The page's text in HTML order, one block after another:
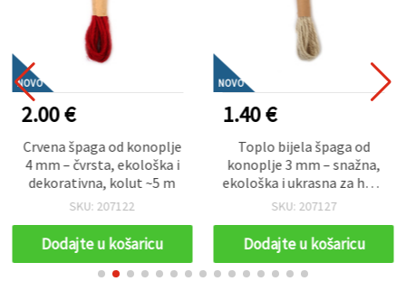
NOVO
2.00 €
Crvena špaga od konoplje
4 mm – čvrsta, ekološka i
dekorativna, kolut ~5 m
SKU: 207122
Dodajte u košaricu
NOVO
1.40 €
Toplo bijela špaga od
konoplje 3 mm – snažna,
ekološka i ukrasna za hobi
i uradi sam, rola ~5 m
SKU: 207127
Dodajte u košaricu